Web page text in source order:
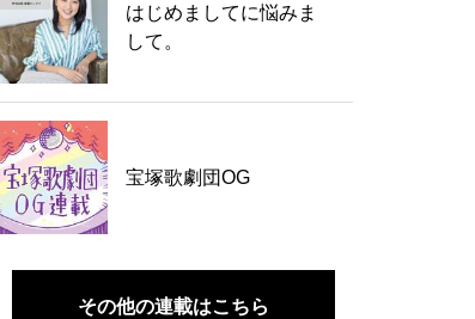
はじめましてに悩みま
して。
宝塚歌劇団OG
その他の連載はこちら